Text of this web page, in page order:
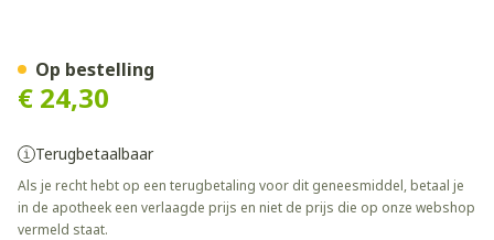
€ 24,30
Terugbetaalbaar
Als je recht hebt op een terugbetaling voor dit geneesmiddel, betaal je
in de apotheek een verlaagde prijs en niet de prijs die op onze webshop
vermeld staat.
Op bestelling